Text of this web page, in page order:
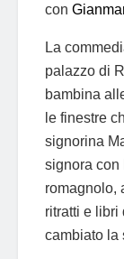
con
La
palazzo di
bambina
le finestre
signorina
signora con
romagnolo,
ritratti e libri
cambiato la